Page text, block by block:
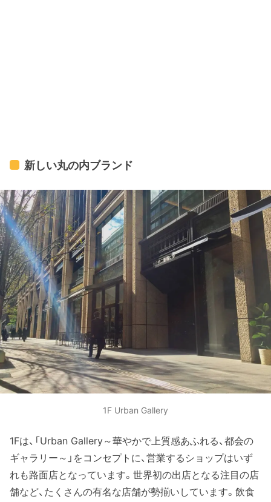
新しい丸の内ブランド
1F Urban Gallery
1Fは、「Urban Gallery～華やかで上質感あふれる、都会の
ギャラリー～」をコンセプトに、営業するショップはいず
れも路面店となっています。世界初の出店となる注目の店
舗など、たくさんの有名な店舗が勢揃いしています。飲食